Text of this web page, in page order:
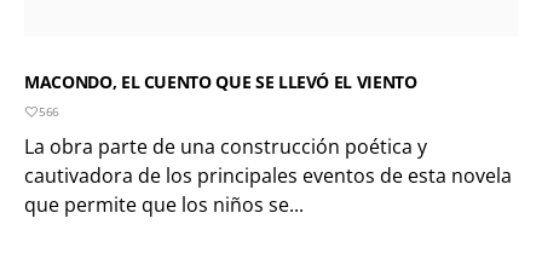
MACONDO, EL CUENTO QUE SE LLEVÓ EL VIENTO
566
La obra parte de una construcción poética y
cautivadora de los principales eventos de esta novela
que permite que los niños se...